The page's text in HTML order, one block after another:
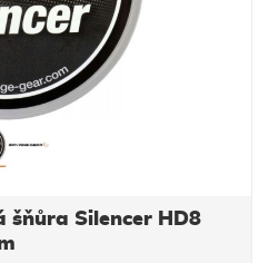
šňůra Silencer HD8